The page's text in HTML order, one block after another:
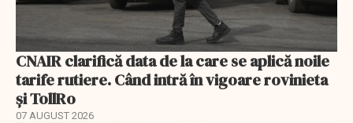
CNAIR clarifică data de la care se aplică noile
tarife rutiere. Când intră în vigoare rovinieta
și TollRo
07 AUGUST 2026